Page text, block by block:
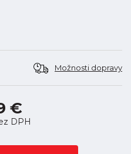
Možnosti dopravy
€
DPH